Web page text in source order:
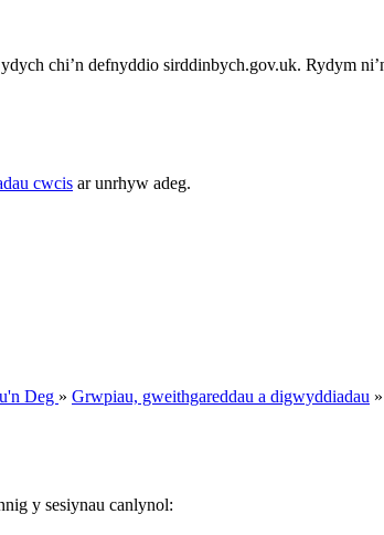
chi’n defnyddio sirddinbych.gov.uk. Rydym
cwcis ar unrhyw adeg.
Deg » Grwpiau, gweithgareddau a digwyddiadau »
y sesiynau canlynol: